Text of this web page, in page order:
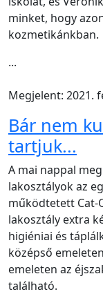
minket, hogy
kozmetikánkban.
...
Megjelent: 2021.
Bár nem
tartjuk...
A mai nappal
lakosztályok az
működtetett Cat-
lakosztály extra
higiéniai és
középső
emeleten az
található.